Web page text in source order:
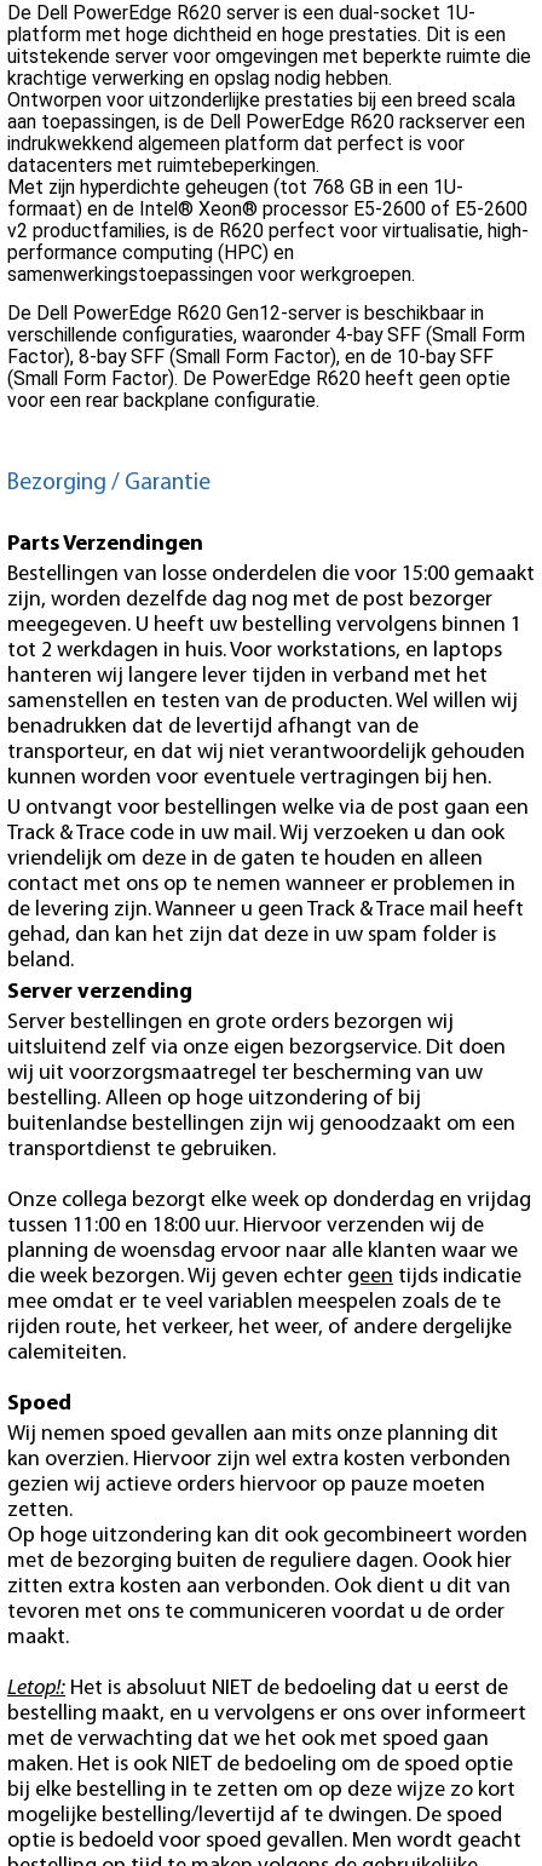
De Dell PowerEdge R620 server is een dual-socket 1U-
platform met hoge dichtheid en hoge prestaties. Dit is een
uitstekende server voor omgevingen met beperkte ruimte die
krachtige verwerking en opslag nodig hebben.
Ontworpen voor uitzonderlijke prestaties bij een breed scala
aan toepassingen, is de Dell PowerEdge R620 rackserver een
indrukwekkend algemeen platform dat perfect is voor
datacenters met ruimtebeperkingen.
Met zijn hyperdichte geheugen (tot 768 GB in een 1U-
formaat) en de Intel® Xeon® processor E5-2600 of E5-2600
v2 productfamilies, is de R620 perfect voor virtualisatie, high-
performance computing (HPC) en
samenwerkingstoepassingen voor werkgroepen.
De Dell PowerEdge R620 Gen12-server is beschikbaar in
verschillende configuraties, waaronder 4-bay SFF (Small Form
Factor), 8-bay SFF (Small Form Factor), en de 10-bay SFF
(Small Form Factor). De PowerEdge R620 heeft geen optie
voor een rear backplane configuratie.
Bezorging / Garantie
Parts Verzendingen
Bestellingen van losse onderdelen die voor 15:00 gemaakt
zijn, worden dezelfde dag nog met de post bezorger
meegegeven. U heeft uw bestelling vervolgens binnen 1
tot 2 werkdagen in huis. Voor workstations, en laptops
hanteren wij langere lever tijden in verband met het
samenstellen en testen van de producten. Wel willen wij
benadrukken dat de levertijd afhangt van de
transporteur, en dat wij niet verantwoordelijk gehouden
kunnen worden voor eventuele vertragingen bij hen.
U ontvangt voor bestellingen welke via de post gaan een
Track & Trace code in uw mail. Wij verzoeken u dan ook
vriendelijk om deze in de gaten te houden en alleen
contact met ons op te nemen wanneer er problemen in
de levering zijn. Wanneer u geen Track & Trace mail heeft
gehad, dan kan het zijn dat deze in uw spam folder is
beland.
Server verzending
Server bestellingen en grote orders bezorgen wij
uitsluitend zelf via onze eigen bezorgservice. Dit doen
wij uit voorzorgsmaatregel ter bescherming van uw
bestelling. Alleen op hoge uitzondering of bij
buitenlandse bestellingen zijn wij genoodzaakt om een
transportdienst te gebruiken.
Onze collega bezorgt elke week op donderdag en vrijdag
tussen 11:00 en 18:00 uur. Hiervoor verzenden wij de
planning de woensdag ervoor naar alle klanten waar we
die week bezorgen. Wij geven echter geen tijds indicatie
mee omdat er te veel variablen meespelen zoals de te
rijden route, het verkeer, het weer, of andere dergelijke
calemiteiten.
Spoed
Wij nemen spoed gevallen aan mits onze planning dit
kan overzien. Hiervoor zijn wel extra kosten verbonden
gezien wij actieve orders hiervoor op pauze moeten
zetten.
Op hoge uitzondering kan dit ook gecombineert worden
met de bezorging buiten de reguliere dagen. Oook hier
zitten extra kosten aan verbonden. Ook dient u dit van
tevoren met ons te communiceren voordat u de order
maakt.
Letop!: Het is absoluut NIET de bedoeling dat u eerst de
bestelling maakt, en u vervolgens er ons over informeert
met de verwachting dat we het ook met spoed gaan
maken. Het is ook NIET de bedoeling om de spoed optie
bij elke bestelling in te zetten om op deze wijze zo kort
mogelijke bestelling/levertijd af te dwingen. De spoed
optie is bedoeld voor spoed gevallen. Men wordt geacht